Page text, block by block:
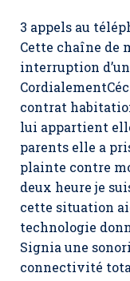
3 appels au
Cette chaîne de
interruption
contrat
lui appartient
parents elle a
plainte contre
deux heure je
cette situation
technologie
Signia une
connectivité